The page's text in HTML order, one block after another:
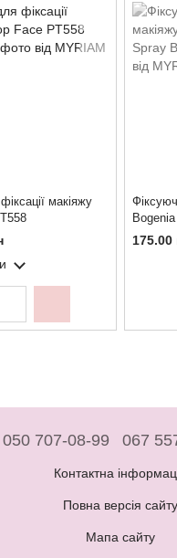
макіяжу
175.00
050 707-08-99 067
Контактна
Повна версія сайту
Мапа сайту